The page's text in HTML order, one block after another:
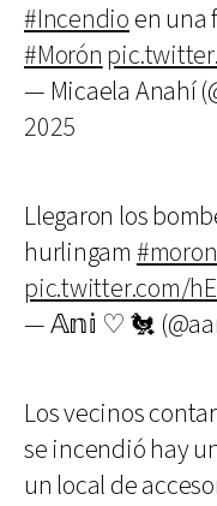
#Incendio en una
#Morón
— Micaela Anahí
2025
Llegaron los
hurlingam #moron
pic.twitter.com/
— 𝔸𝕟𝕚 ♡ 🐔
Los vecinos
se incendió hay
un local de